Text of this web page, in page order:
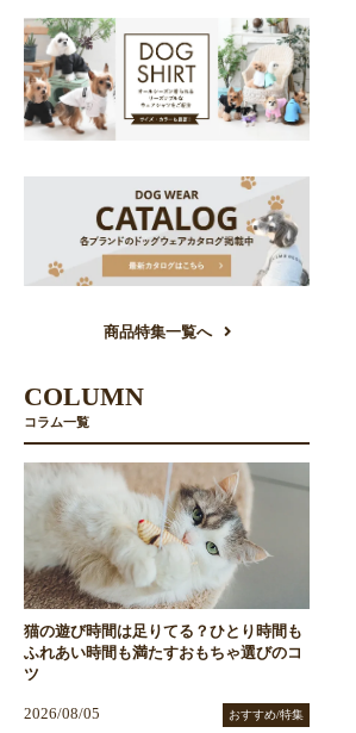
商品特集一覧へ
COLUMN
コラム一覧
猫の遊び時間は足りてる？ひとり時間も
ふれあい時間も満たすおもちゃ選びのコ
ツ
2026/08/05 おすすめ/特集